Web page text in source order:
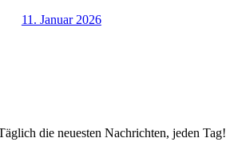
11. Januar 2026
die neuesten Nachrichten, jeden Tag!